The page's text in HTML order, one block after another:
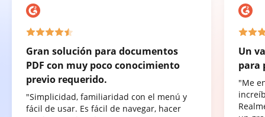
Gran solución para documentos
PDF con muy poco conocimiento
previo requerido.
"Simplicidad, familiaridad con el menú y
fácil de usar. Es fácil de navegar, hacer
Un
para
"Me